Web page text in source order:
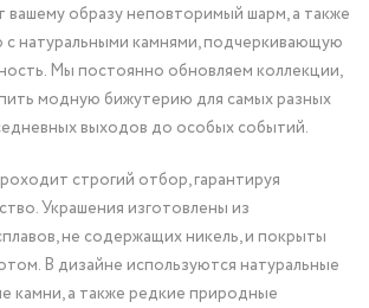
образу неповторимый шарм, а также
с натуральными камнями, подчеркивающую
Мы постоянно обновляем коллекции,
модную бижутерию для самых разных
выходов до особых событий.
строгий отбор, гарантируя
Украшения изготовлены из
не содержащих никель, и покрыты
В дизайне используются натуральные
камни, а также редкие природные